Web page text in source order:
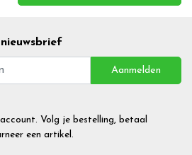
Aanmelden
Volg je bestelling, betaal
een artikel.